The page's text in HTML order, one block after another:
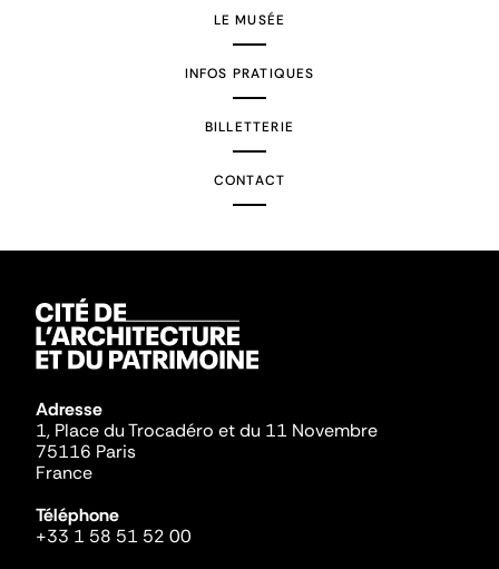
LE MUSÉE
INFOS PRATIQUES
BILLETTERIE
CONTACT
Adresse
1, Place du Trocadéro et du 11 Novembre
75116 Paris
France
Téléphone
+33 1 58 51 52 00